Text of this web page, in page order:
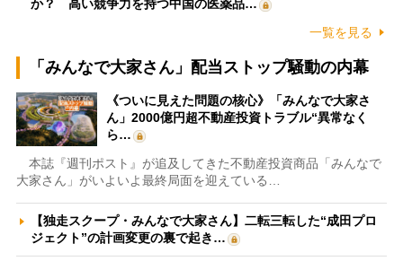
か？ 高い競争力を持つ中国の医薬品…
一覧を見る
「みんなで大家さん」配当ストップ騒動の内幕
《ついに見えた問題の核心》「みんなで大家さ
ん」2000億円超不動産投資トラブル“異常なく
ら…
本誌『週刊ポスト』が追及してきた不動産投資商品「みんなで
大家さん」がいよいよ最終局面を迎えている…
【独走スクープ・みんなで大家さん】二転三転した“成田プロ
ジェクト”の計画変更の裏で起き…